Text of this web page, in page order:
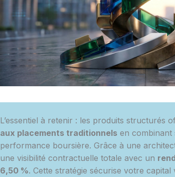
L’essentiel à retenir : les produits structurés
aux placements traditionnels en combinant
performance boursière. Grâce à une
une visibilité contractuelle totale avec un
6,50 %. Cette stratégie sécurise votre